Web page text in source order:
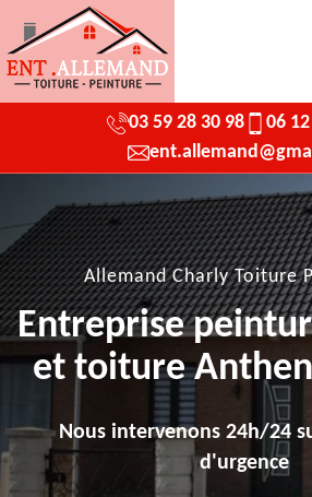
03 59 28 30 98
06
Allemand Charly Toiture
Entreprise
et toiture
Nous intervenons 24h/24
d'urgence